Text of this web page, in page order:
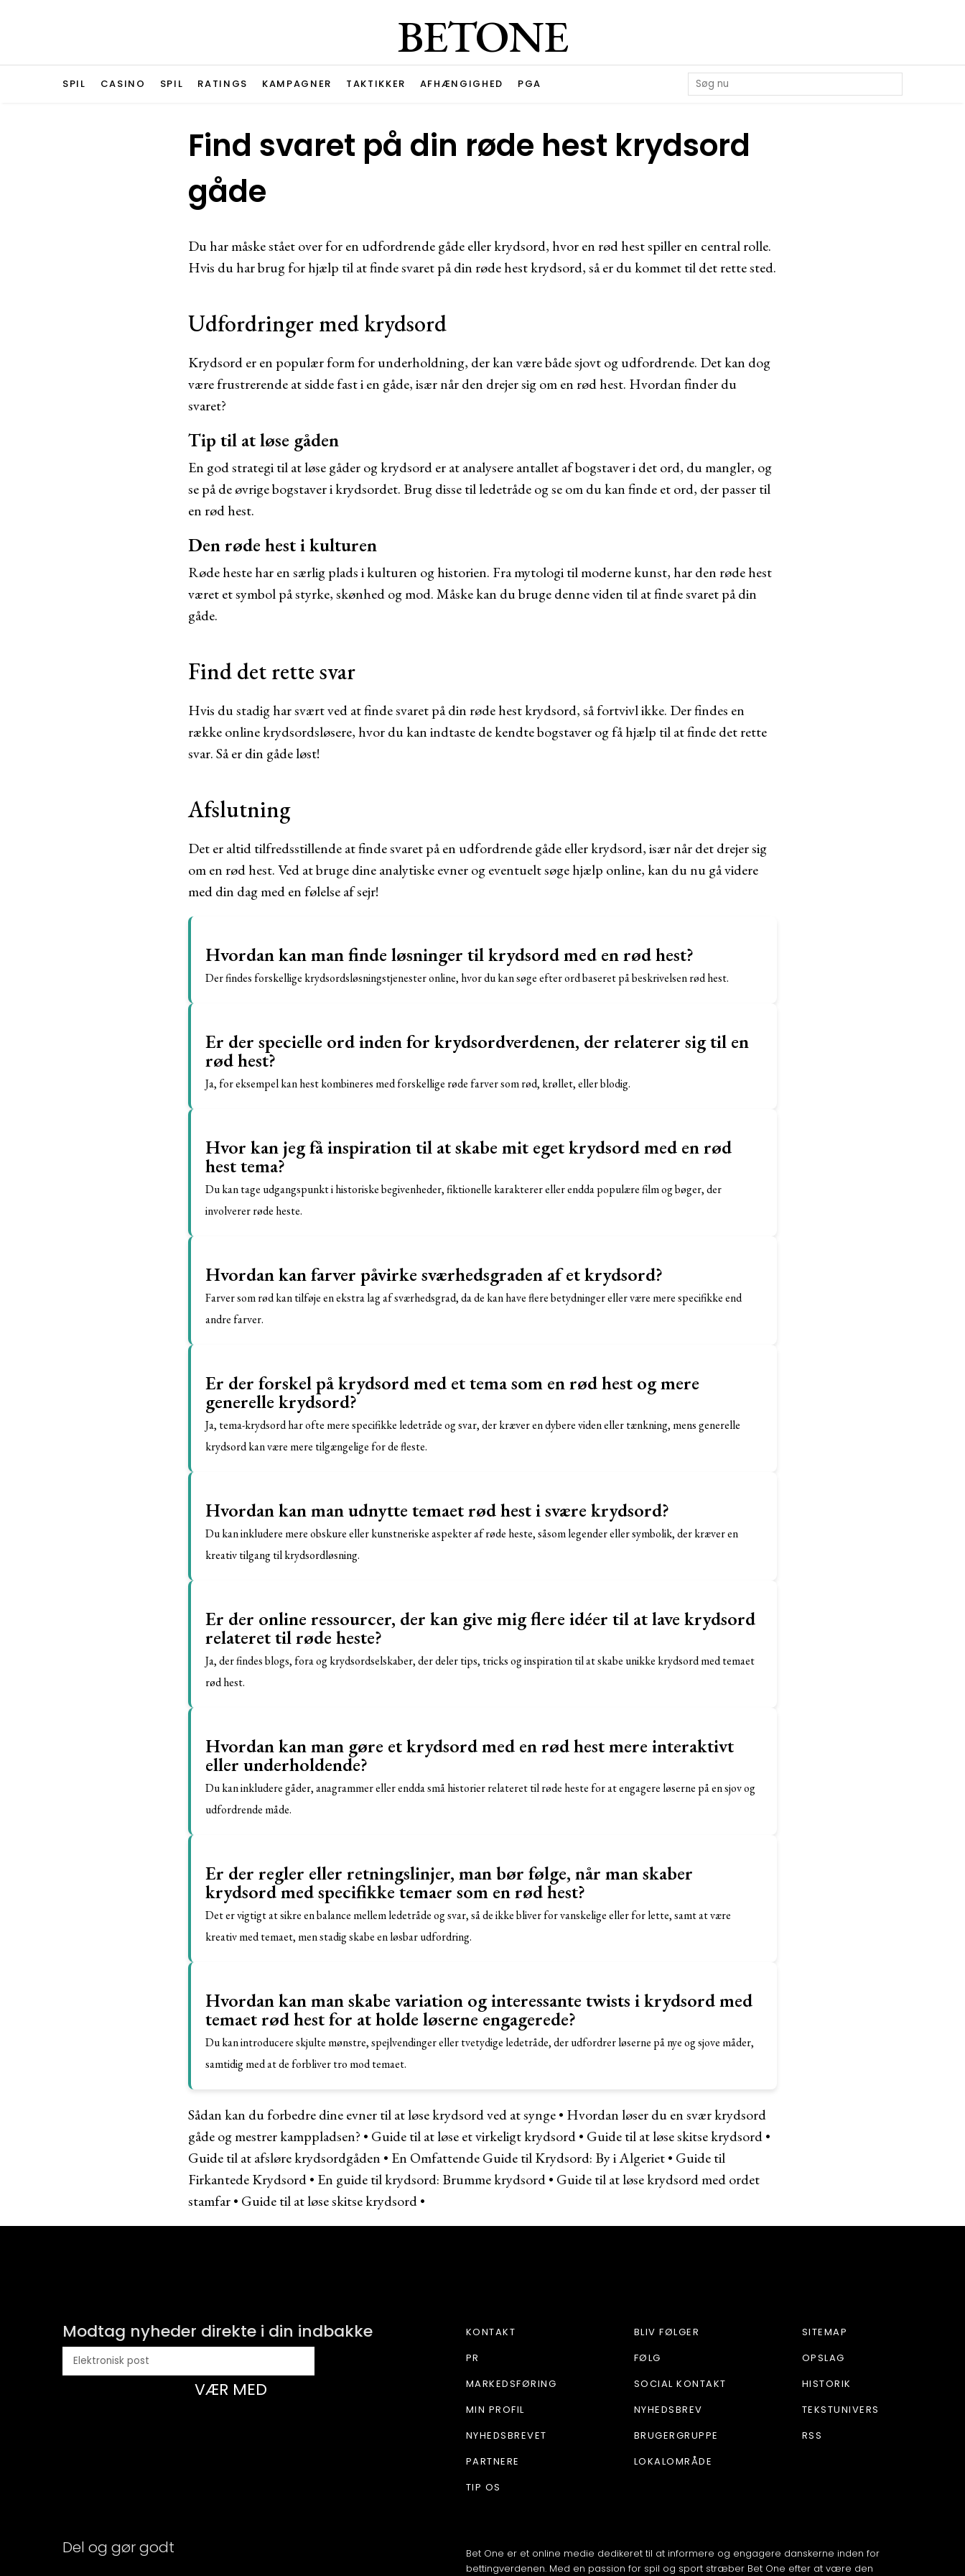
BETONE
SPIL CASINO SPIL RATINGS KAMPAGNER TAKTIKKER AFHÆNGIGHED PGA
Find svaret på din røde hest krydsord
gåde
Du har måske stået over for en udfordrende gåde eller krydsord, hvor en rød hest spiller en central rolle.
Hvis du har brug for hjælp til at finde svaret på din røde hest krydsord, så er du kommet til det rette sted.
Udfordringer med krydsord
Krydsord er en populær form for underholdning, der kan være både sjovt og udfordrende. Det kan dog
være frustrerende at sidde fast i en gåde, især når den drejer sig om en rød hest. Hvordan finder du
svaret?
Tip til at løse gåden
En god strategi til at løse gåder og krydsord er at analysere antallet af bogstaver i det ord, du mangler, og
se på de øvrige bogstaver i krydsordet. Brug disse til ledetråde og se om du kan finde et ord, der passer til
en rød hest.
Den røde hest i kulturen
Røde heste har en særlig plads i kulturen og historien. Fra mytologi til moderne kunst, har den røde hest
været et symbol på styrke, skønhed og mod. Måske kan du bruge denne viden til at finde svaret på din
gåde.
Find det rette svar
Hvis du stadig har svært ved at finde svaret på din røde hest krydsord, så fortvivl ikke. Der findes en
række online krydsordsløsere, hvor du kan indtaste de kendte bogstaver og få hjælp til at finde det rette
svar. Så er din gåde løst!
Afslutning
Det er altid tilfredsstillende at finde svaret på en udfordrende gåde eller krydsord, især når det drejer sig
om en rød hest. Ved at bruge dine analytiske evner og eventuelt søge hjælp online, kan du nu gå videre
med din dag med en følelse af sejr!
Hvordan kan man finde løsninger til krydsord med en rød hest?
Der findes forskellige krydsordsløsningstjenester online, hvor du kan søge efter ord baseret på beskrivelsen rød hest.
Er der specielle ord inden for krydsordverdenen, der relaterer sig til en
rød hest?
Ja, for eksempel kan hest kombineres med forskellige røde farver som rød, krøllet, eller blodig.
Hvor kan jeg få inspiration til at skabe mit eget krydsord med en rød
hest tema?
Du kan tage udgangspunkt i historiske begivenheder, fiktionelle karakterer eller endda populære film og bøger, der
involverer røde heste.
Hvordan kan farver påvirke sværhedsgraden af et krydsord?
Farver som rød kan tilføje en ekstra lag af sværhedsgrad, da de kan have flere betydninger eller være mere specifikke end
andre farver.
Er der forskel på krydsord med et tema som en rød hest og mere
generelle krydsord?
Ja, tema-krydsord har ofte mere specifikke ledetråde og svar, der kræver en dybere viden eller tænkning, mens generelle
krydsord kan være mere tilgængelige for de fleste.
Hvordan kan man udnytte temaet rød hest i svære krydsord?
Du kan inkludere mere obskure eller kunstneriske aspekter af røde heste, såsom legender eller symbolik, der kræver en
kreativ tilgang til krydsordløsning.
Er der online ressourcer, der kan give mig flere idéer til at lave krydsord
relateret til røde heste?
Ja, der findes blogs, fora og krydsordselskaber, der deler tips, tricks og inspiration til at skabe unikke krydsord med temaet
rød hest.
Hvordan kan man gøre et krydsord med en rød hest mere interaktivt
eller underholdende?
Du kan inkludere gåder, anagrammer eller endda små historier relateret til røde heste for at engagere løserne på en sjov og
udfordrende måde.
Er der regler eller retningslinjer, man bør følge, når man skaber
krydsord med specifikke temaer som en rød hest?
Det er vigtigt at sikre en balance mellem ledetråde og svar, så de ikke bliver for vanskelige eller for lette, samt at være
kreativ med temaet, men stadig skabe en løsbar udfordring.
Hvordan kan man skabe variation og interessante twists i krydsord med
temaet rød hest for at holde løserne engagerede?
Du kan introducere skjulte mønstre, spejlvendinger eller tvetydige ledetråde, der udfordrer løserne på nye og sjove måder,
samtidig med at de forbliver tro mod temaet.
Sådan kan du forbedre dine evner til at løse krydsord ved at synge• Hvordan løser du en svær krydsord
gåde og mestrer kamppladsen? • Guide til at løse et virkeligt krydsord• Guide til at løse skitse krydsord•
Guide til at afsløre krydsordgåden • En Omfattende Guide til Krydsord: By i Algeriet• Guide til
Firkantede Krydsord• En guide til krydsord: Brumme krydsord• Guide til at løse krydsord med ordet
stamfar• Guide til at løse skitse krydsord•
Modtag nyheder direkte i din indbakke
VÆR MED
Bet One er et online medie dedikeret til at informere og engagere danskerne inden for
bettingverdenen. Med en passion for spil og sport stræber Bet One efter at være den
Del og gør godt
KONTAKT
PR
MARKEDSFØRING
MIN PROFIL
NYHEDSBREVET
PARTNERE
TIP OS
BLIV FØLGER
FØLG
SOCIAL KONTAKT
NYHEDSBREV
BRUGERGRUPPE
LOKALOMRÅDE
SITEMAP
OPSLAG
HISTORIK
TEKSTUNIVERS
RSS